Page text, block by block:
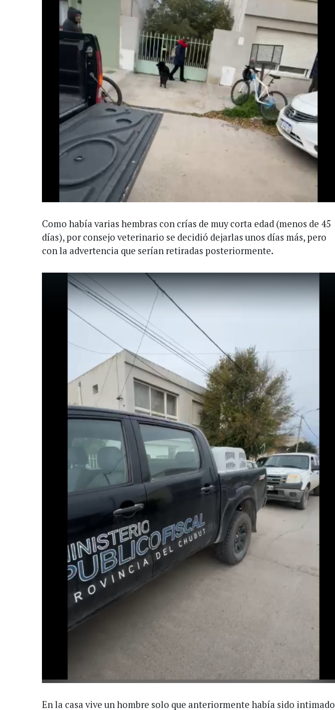
Como había varias hembras con crías de muy corta edad (menos de 45
días), por consejo veterinario se decidió dejarlas unos días más, pero
con la advertencia que serían retiradas posteriormente.
En la casa vive un hombre solo que anteriormente había sido intimado